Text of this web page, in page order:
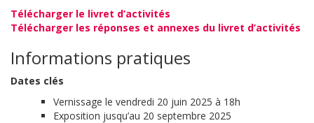
Télécharger le livret d’activités
Télécharger les réponses et annexes du livret d’activités
Informations pratiques
Dates clés
Vernissage le vendredi 20 juin 2025 à 18h
Exposition jusqu’au 20 septembre 2025